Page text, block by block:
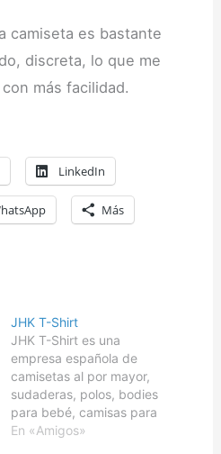
camiseta es bastante
discreta, lo que me
más facilidad.
LinkedIn
Más
JHK T-Shirt
JHK T-Shirt es una
empresa española de
camisetas al por mayor,
sudaderas, polos, bodies
para bebé, camisas para
empresas, polares,
En «Amigos»